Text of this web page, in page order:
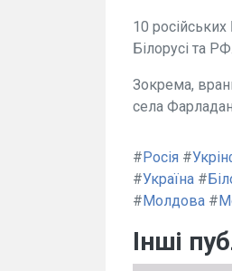
10
Білорусі та РФ.
Зокрема,
села
#Росія #
#Україна #
#Молдова #
Інші